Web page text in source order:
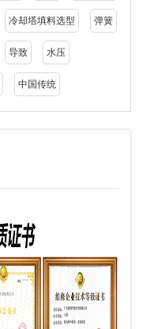
冷却塔填料选型 弹簧
导致 水压
中国传统